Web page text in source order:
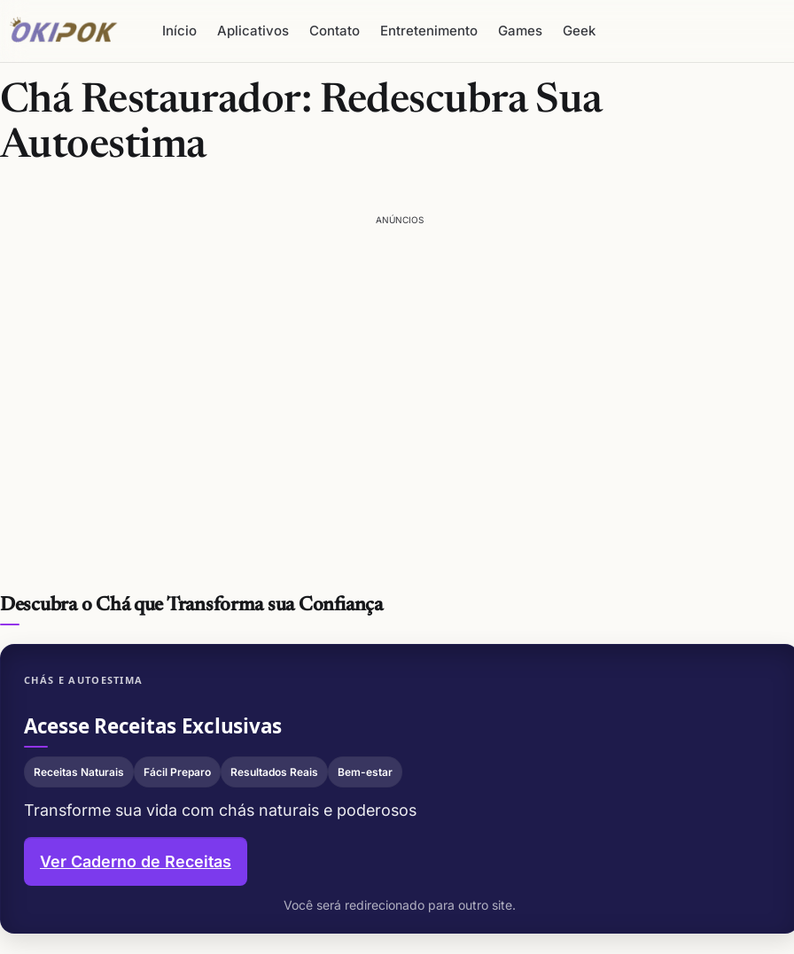
Início Aplicativos Contato Entretenimento Games Geek
Chá Restaurador: Redescubra Sua
Autoestima
ANÚNCIOS
Descubra o Chá que Transforma sua Confiança
CHÁS E AUTOESTIMA
Acesse Receitas Exclusivas
Receitas Naturais Fácil Preparo Resultados Reais Bem-estar
Transforme sua vida com chás naturais e poderosos
Ver Caderno de Receitas
Você será redirecionado para outro site.